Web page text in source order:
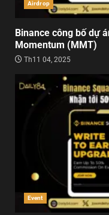
Airdrop
Binance công bố dự
Momentum (MMT)
Th11 04, 2025
Event